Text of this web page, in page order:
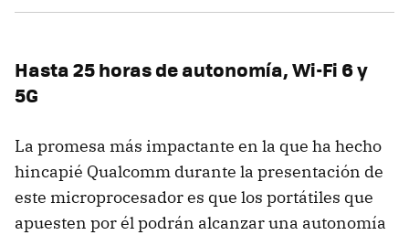
Hasta 25 horas de autonomía, Wi-Fi 6 y
5G
La promesa más impactante en la que ha hecho
hincapié Qualcomm durante la presentación de
este microprocesador es que los portátiles que
apuesten por él podrán alcanzar una autonomía